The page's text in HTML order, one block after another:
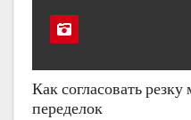
Как согласовать
переделок